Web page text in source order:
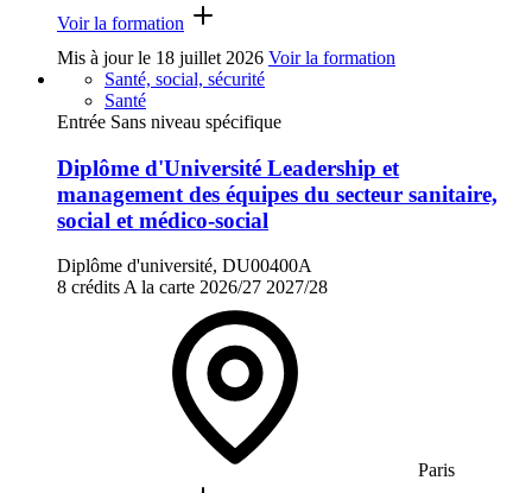
Voir la formation
Mis à jour le 18 juillet 2026 Voir la formation
Santé, social, sécurité
Santé
Entrée Sans niveau spécifique
Diplôme d'Université Leadership et
management des équipes du secteur sanitaire,
social et médico-social
Diplôme d'université, DU00400A
8 crédits A la carte 2026/27 2027/28
Paris